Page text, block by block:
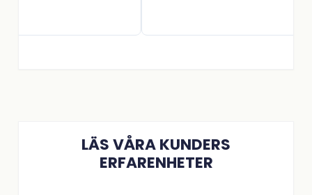
LÄS VÅRA KUNDERS
ERFARENHETER